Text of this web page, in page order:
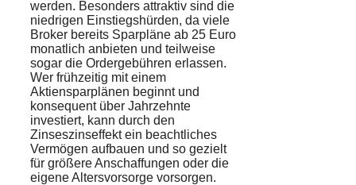
werden. Besonders attraktiv sind die
niedrigen Einstiegshürden, da viele
Broker bereits Sparpläne ab 25 Euro
monatlich anbieten und teilweise
sogar die Ordergebühren erlassen.
Wer frühzeitig mit einem
Aktiensparplänen beginnt und
konsequent über Jahrzehnte
investiert, kann durch den
Zinseszinseffekt ein beachtliches
Vermögen aufbauen und so gezielt
für größere Anschaffungen oder die
eigene Altersvorsorge vorsorgen.